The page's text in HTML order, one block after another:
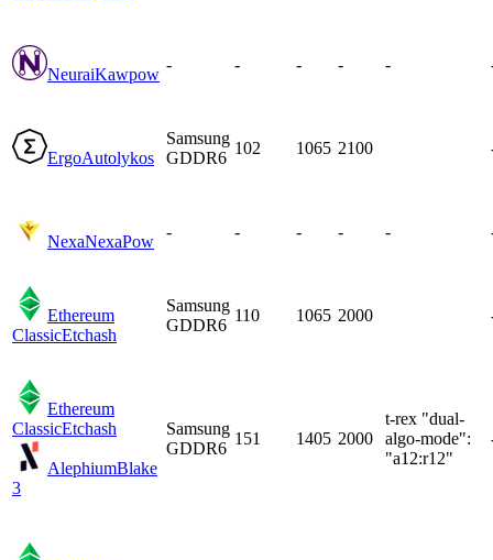
NeuraiKawpow
- - - - -
ErgoAutolykos
Samsung
GDDR6
102 1065 2100
NexaNexaPow
- - - - -
Ethereum
ClassicEtchash
Samsung
GDDR6
110 1065 2000
Ethereum
ClassicEtchash
AlephiumBlake
3
Samsung
GDDR6
151 1405 2000
t-rex "dual-
algo-mode":
"a12:r12"